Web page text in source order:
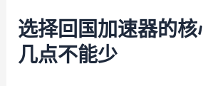
选择回国加速器的
几点不能少